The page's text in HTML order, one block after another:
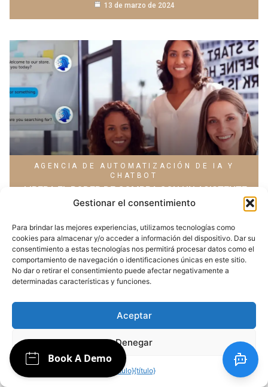
Gestionar el consentimiento
Para brindar las mejores experiencias, utilizamos tecnologías como
cookies para almacenar y/o acceder a información del dispositivo. Dar su
consentimiento a estas tecnologías nos permitirá procesar datos como el
comportamiento de navegación o identificaciones únicas en este sitio.
No dar o retirar el consentimiento puede afectar negativamente a
determinadas características y funciones.
Aceptar
Denegar
{título}{título}
13 de marzo de 2024
AGENCIA DE AUTOMATIZACIÓN DE IA Y
CHATBOT
¡LIBERA EL PODER DE COMPRA CON UN ASISTENTE
DE COMPRAS CHATBOT!
AGENCIA DE AUTOMATIZACIÓN DE IA Y